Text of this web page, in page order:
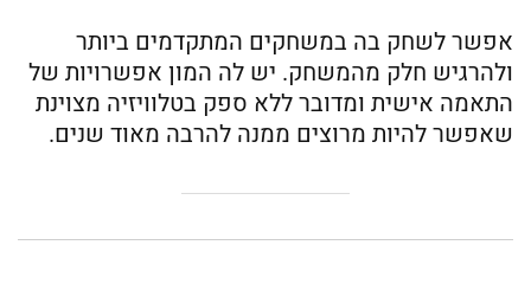
אפשר לשחק בה במשחקים המתקדמים ביותר
ולהרגיש חלק מהמשחק. יש לה המון אפשרויות של
התאמה אישית ומדובר ללא ספק בטלוויזיה מצוינת
שאפשר להיות מרוצים ממנה להרבה מאוד שנים.